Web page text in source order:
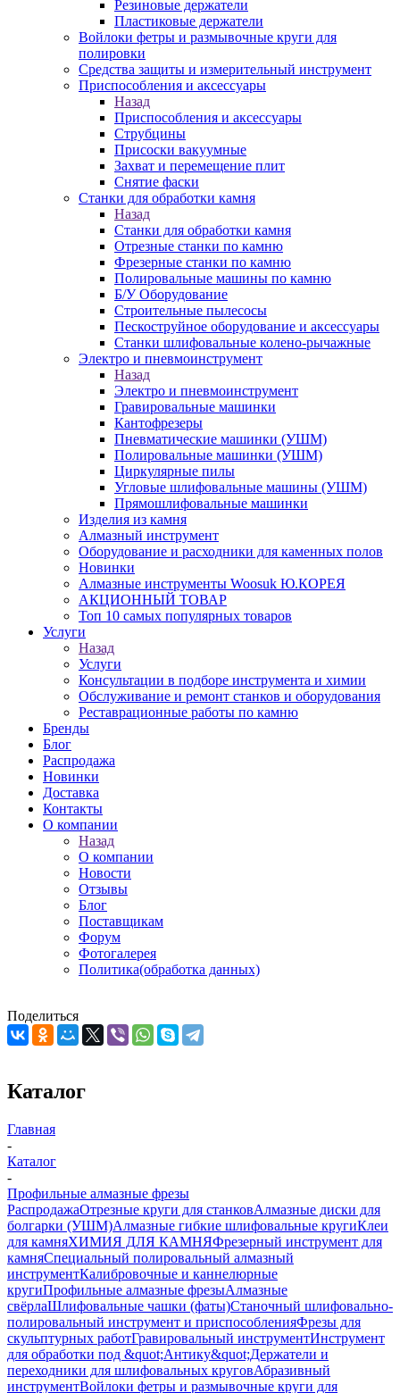
Резиновые держатели
Пластиковые держатели
Войлоки фетры и размывочные круги для
полировки
Средства защиты и измерительный инструмент
Приспособления и аксессуары
Назад
Приспособления и аксессуары
Струбцины
Присоски вакуумные
Захват и перемещение плит
Снятие фаски
Станки для обработки камня
Назад
Станки для обработки камня
Отрезные станки по камню
Фрезерные станки по камню
Полировальные машины по камню
Б/У Оборудование
Строительные пылесосы
Пескоструйное оборудование и аксессуары
Станки шлифовальные колено-рычажные
Электро и пневмоинструмент
Назад
Электро и пневмоинструмент
Гравировальные машинки
Кантофрезеры
Пневматические машинки (УШМ)
Полировальные машинки (УШМ)
Циркулярные пилы
Угловые шлифовальные машины (УШМ)
Прямошлифовальные машинки
Изделия из камня
Алмазный инструмент
Оборудование и расходники для каменных полов
Новинки
Алмазные инструменты Woosuk Ю.КОРЕЯ
АКЦИОННЫЙ ТОВАР
Топ 10 самых популярных товаров
Услуги
Назад
Услуги
Консультации в подборе инструмента и химии
Обслуживание и ремонт станков и оборудования
Реставрационные работы по камню
Бренды
Блог
Распродажа
Новинки
Доставка
Контакты
О компании
Назад
О компании
Новости
Отзывы
Блог
Поставщикам
Форум
Фотогалерея
Политика(обработка данных)
Поделиться
Каталог
Главная
-
Каталог
-
Профильные алмазные фрезы
РаспродажаОтрезные круги для станковАлмазные диски для
болгарки (УШМ)Алмазные гибкие шлифовальные кругиКлеи
для камняХИМИЯ ДЛЯ КАМНЯФрезерный инструмент для
камняСпециальный полировальный алмазный
инструментКалибровочные и каннелюрные
кругиПрофильные алмазные фрезыАлмазные
свёрлаШлифовальные чашки (фаты)Станочный шлифовально-
полировальный инструмент и приспособленияФрезы для
скульптурных работГравировальный инструментИнструмент
для обработки под &quot;Антику&quot;Держатели и
переходники для шлифовальных круговАбразивный
инструментВойлоки фетры и размывочные круги для